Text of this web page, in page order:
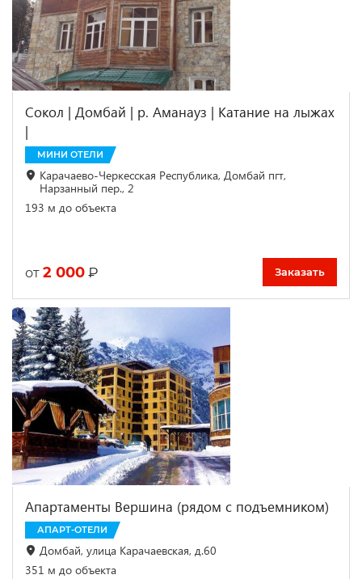
Сокол | Домбай | р. Аманауз | Катание на лыжах
|
МИНИ ОТЕЛИ
Карачаево-Черкесская Республика, Домбай пгт,
Нарзанный пер., 2
193 м до объекта
от 2 000 ₽ Заказать
Апартаменты Вершина (рядом с подъемником)
АПАРТ-ОТЕЛИ
Домбай, улица Карачаевская, д.60
351 м до объекта